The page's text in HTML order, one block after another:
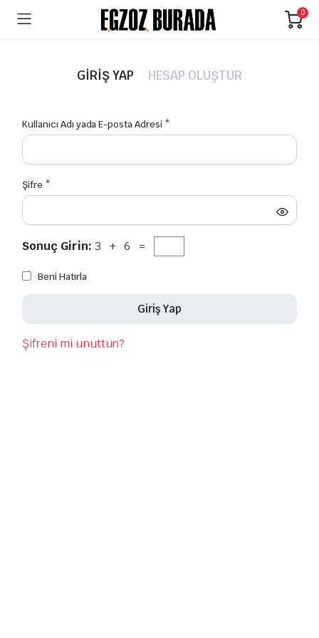
0
GIRIŞ YAP HESAP OLUŞTUR
Kullanıcı Adı yada E-posta Adresi *
Şifre *
Sonuç Girin: 3 + 6 =
Beni Hatırla
Giriş Yap
Şifreni mi unuttun?